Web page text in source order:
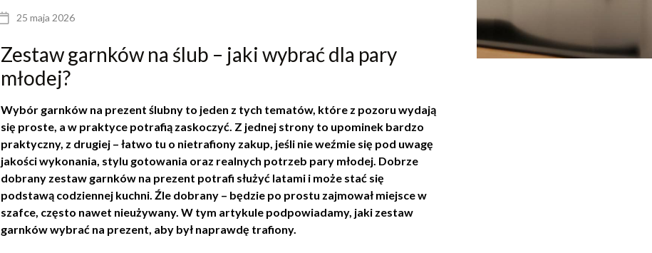
25 maja 2026
Zestaw garnków na ślub – jaki wybrać dla pary
młodej?
Wybór garnków na prezent ślubny to jeden z tych tematów, które z pozoru wydają
się proste, a w praktyce potrafią zaskoczyć. Z jednej strony to upominek bardzo
praktyczny, z drugiej – łatwo tu o nietrafiony zakup, jeśli nie weźmie się pod uwagę
jakości wykonania, stylu gotowania oraz realnych potrzeb pary młodej. Dobrze
dobrany zestaw garnków na prezent potrafi służyć latami i może stać się
podstawą codziennej kuchni. Źle dobrany – będzie po prostu zajmował miejsce w
szafce, często nawet nieużywany. W tym artykule podpowiadamy, jaki zestaw
garnków wybrać na prezent, aby był naprawdę trafiony.